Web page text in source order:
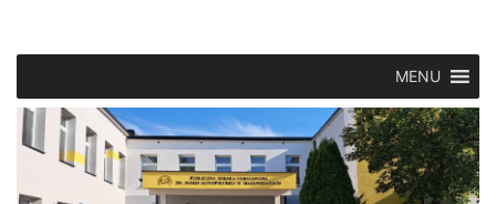
MENU